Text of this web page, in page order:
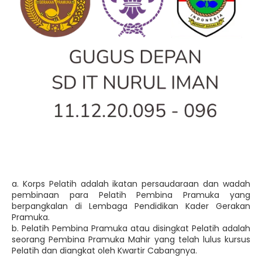
a. Korps Pelatih adalah ikatan persaudaraan dan wadah
pembinaan para Pelatih Pembina Pramuka yang
berpangkalan di Lembaga Pendidikan Kader Gerakan
Pramuka.
b. Pelatih Pembina Pramuka atau disingkat Pelatih adalah
seorang Pembina Pramuka Mahir yang telah lulus kursus
Pelatih dan diangkat oleh Kwartir Cabangnya.